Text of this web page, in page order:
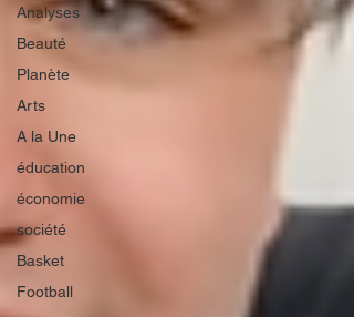
Analyses
Beauté
Planète
Arts
A la Une
éducation
économie
société
Basket
Football